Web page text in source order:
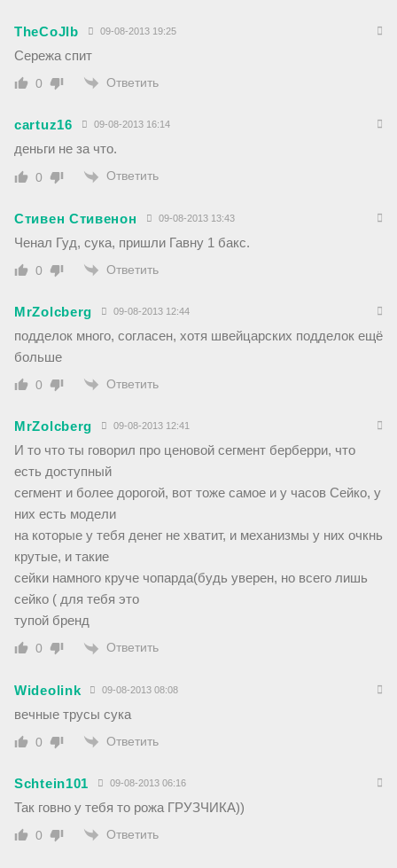
TheCoJIb 09-08-2013 19:25
Сережа спит
0 Ответить
cartuz16 09-08-2013 16:14
деньги не за что.
0 Ответить
Стивен Стивенон 09-08-2013 13:43
Ченал Гуд, сука, пришли Гавну 1 бакс.
0 Ответить
MrZolcberg 09-08-2013 12:44
подделок много, согласен, хотя швейцарских подделок ещё
больше
0 Ответить
MrZolcberg 09-08-2013 12:41
И то что ты говорил про ценовой сегмент берберри, что
есть доступный
сегмент и более дорогой, вот тоже самое и у часов Сейко, у
них есть модели
на которые у тебя денег не хватит, и механизмы у них очкнь
крутые, и такие
сейки намного круче чопарда(будь уверен, но всего лишь
сейко ( для тебя это
тупой бренд
0 Ответить
Wideolink 09-08-2013 08:08
вечные трусы сука
0 Ответить
Schtein101 09-08-2013 06:16
Так говно у тебя то рожа ГРУЗЧИКА))
0 Ответить